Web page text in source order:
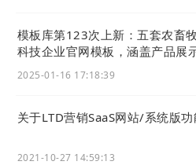
模板库第123次上新：五套农畜
科技企业官网模板，涵盖产品展
2025-01-16 17:18:39
关于LTD营销SaaS网站/系统版
2021-10-27 14:59:13